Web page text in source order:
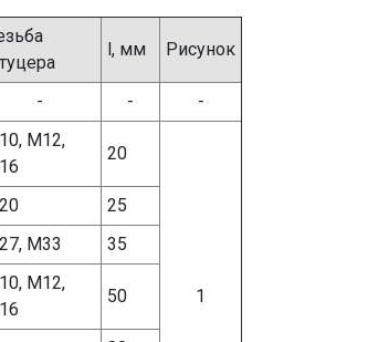
l, мм Рисунок
- - -
М12,
20
1
25
М33
35
М12,
50